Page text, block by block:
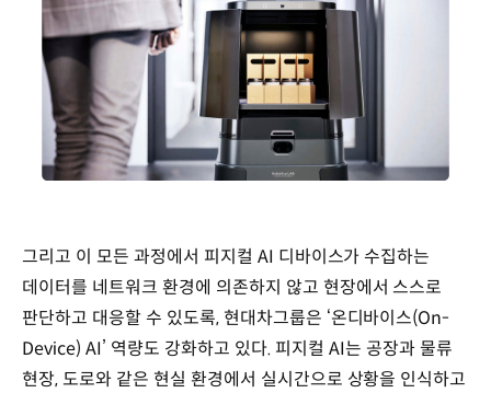
그리고 이 모든 과정에서 피지컬 AI 디바이스가 수집하는
데이터를 네트워크 환경에 의존하지 않고 현장에서 스스로
판단하고 대응할 수 있도록, 현대차그룹은 ‘온디바이스(On-
Device) AI’ 역량도 강화하고 있다. 피지컬 AI는 공장과 물류
현장, 도로와 같은 현실 환경에서 실시간으로 상황을 인식하고